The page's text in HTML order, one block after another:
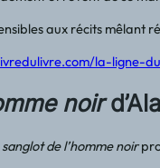
aux récits
la-ligne-
noir
de l’homme noir